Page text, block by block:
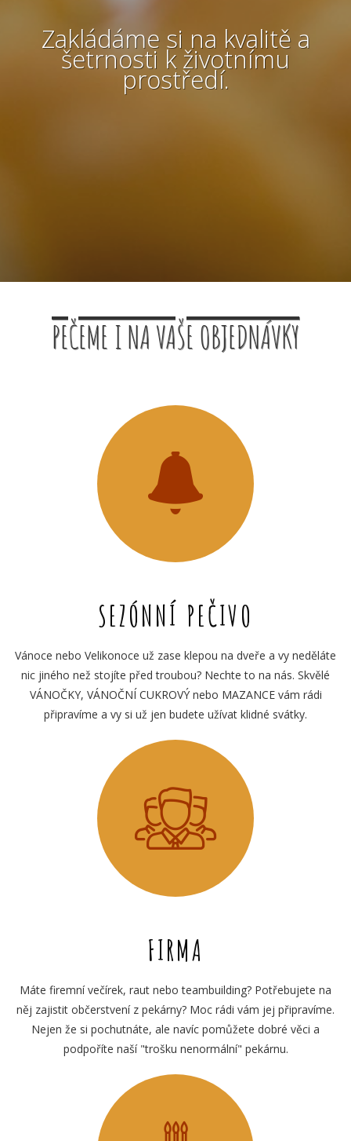
Zakládáme si na kvalitě a
šetrnosti k životnímu
prostředí.
PEČEME I NA VAŠE OBJEDNÁVKY
SEZÓNNÍ PEČIVO
Vánoce nebo Velikonoce už zase klepou na dveře a vy neděláte
nic jiného než stojíte před troubou? Nechte to na nás. Skvělé
VÁNOČKY, VÁNOČNÍ CUKROVÝ nebo MAZANCE vám rádi
připravíme a vy si už jen budete užívat klidné svátky.
FIRMA
Máte firemní večírek, raut nebo teambuilding? Potřebujete na
něj zajistit občerstvení z pekárny? Moc rádi vám jej připravíme.
Nejen že si pochutnáte, ale navíc pomůžete dobré věci a
podpoříte naší "trošku nenormální" pekárnu.